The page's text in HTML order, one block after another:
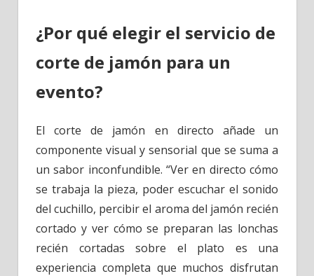
¿Por qué elegir el servicio de
corte de jamón para un
evento?
El corte de jamón en directo añade un
componente visual y sensorial que se suma a
un sabor inconfundible. “Ver en directo cómo
se trabaja la pieza, poder escuchar el sonido
del cuchillo, percibir el aroma del jamón recién
cortado y ver cómo se preparan las lonchas
recién cortadas sobre el plato es una
experiencia completa que muchos disfrutan